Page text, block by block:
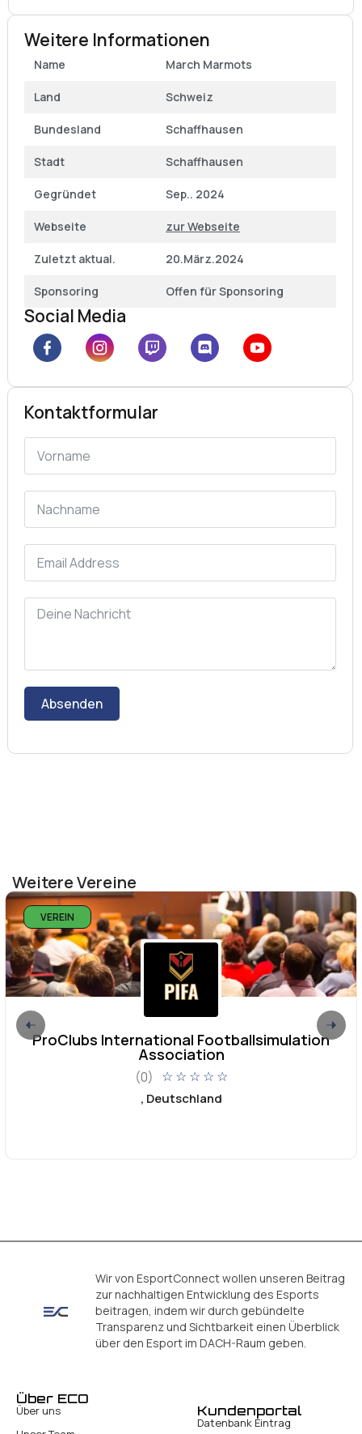
Weitere Informationen
Name March Marmots
Land Schweiz
Bundesland Schaffhausen
Stadt Schaffhausen
Gegründet Sep.. 2024
Webseite zur Webseite
Zuletzt aktual. 20.März.2024
Sponsoring Offen für Sponsoring
Social Media
Kontaktformular
Absenden
Weitere Vereine
VEREIN
ProClubs International Footballsimulation
Association
(0) ☆ ☆ ☆ ☆ ☆
, Deutschland
Wir von EsportConnect wollen unseren Beitrag
zur nachhaltigen Entwicklung des Esports
beitragen, indem wir durch gebündelte
Transparenz und Sichtbarkeit einen Überblick
über den Esport im DACH-Raum geben.
Über ECO
Über uns
Kundenportal
Datenbank Eintrag